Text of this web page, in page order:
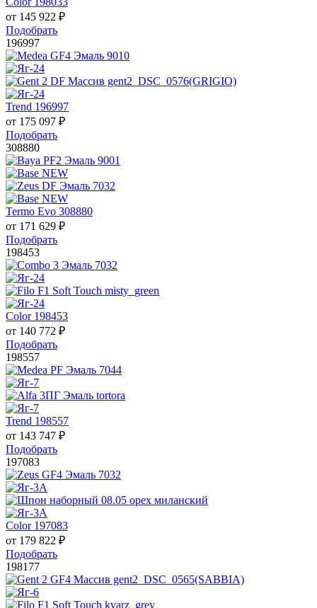
от 145 922 ₽
Подобрать
196997
Trend 196997
от 175 097 ₽
Подобрать
308880
Termo Evo 308880
от 171 629 ₽
Подобрать
198453
Color 198453
от 140 772 ₽
Подобрать
198557
Trend 198557
от 143 747 ₽
Подобрать
197083
Color 197083
от 179 822 ₽
Подобрать
198177